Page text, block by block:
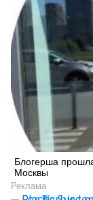
Блогерша
Москвы
Реклама